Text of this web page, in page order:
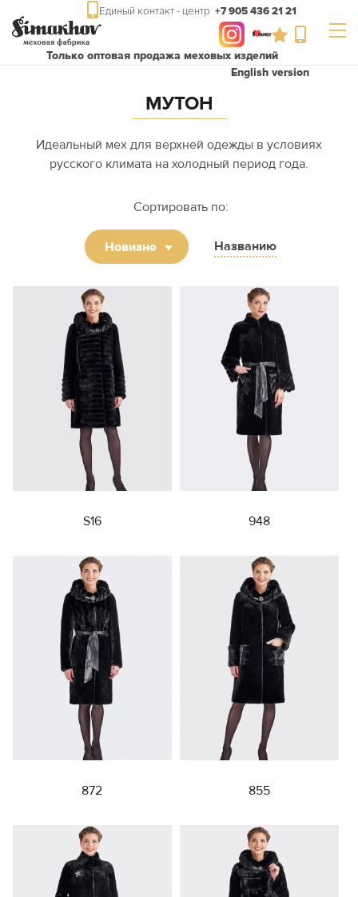
Единый контакт - центр +7 905 436 21 21
Только оптовая продажа меховых изделий
English version
МУТОН
Идеальный мех для верхней одежды в условиях
русского климата на холодный период года.
Сортировать по:
Новизне Названию
S16 948
872 855